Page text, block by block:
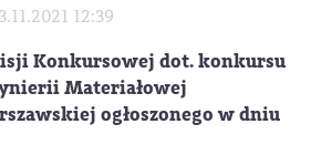
12:39
Konkursowej dot. konkursu
Materiałowej
ogłoszonego w dniu